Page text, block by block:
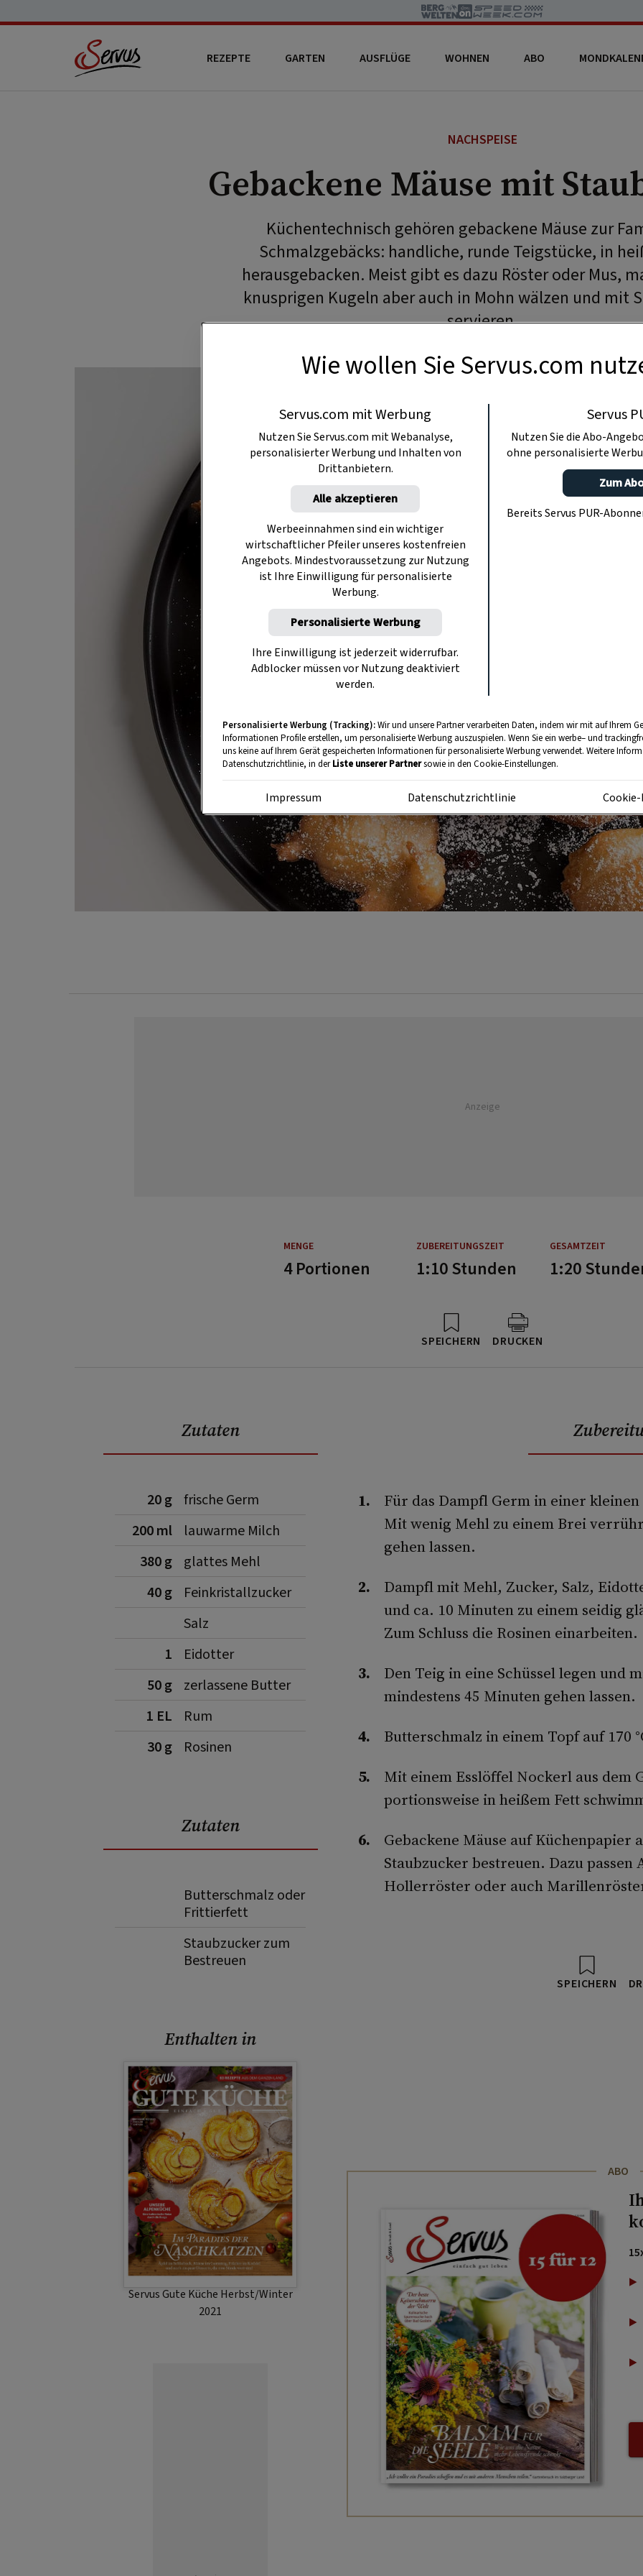
REZEPTE GARTEN AUSFLÜGE WOHNEN ABO
NACHSPEISE
Gebackene Mäuse mit
Küchentechnisch gehören gebackene Mäuse zur
Schmalzgebäcks: handliche, runde Teigstücke, in
herausgebacken. Meist gibt es dazu Röster oder Mus,
knusprigen Kugeln aber auch in Mohn wälzen und mit
servieren.
Anzeige
MENGE ZUBEREITUNGSZEIT GESAMTZEIT
4 Portionen 1:10 Stunden 1:20
SPEICHERN DRUCKEN
Zutaten
20 g frische Germ
200 ml
lauwarme Milch
380 g
glattes Mehl
40 g
Feinkristallzucker
Salz
1
Eidotter
50 g
zerlassene Butter
1 EL
Rum
30 g
Rosinen
Zutaten
Butterschmalz oder
Frittierfett
Staubzucker zum
Bestreuen
Enthalten in
Servus Gute Küche Herbst/Winter
2021
Für das Dampfl Germ in einer
Mit wenig Mehl zu einem Brei
gehen lassen.
Dampfl mit Mehl, Zucker, Salz,
und ca. 10 Minuten zu einem seidig
Zum Schluss die Rosinen einarbeiten.
Den Teig in eine Schüssel legen und
mindestens 45 Minuten gehen lassen.
Butterschmalz in einem Topf auf 170
Mit einem Esslöffel Nockerl aus dem
portionsweise in heißem Fett
Gebackene Mäuse auf Küchenpapier
Staubzucker bestreuen. Dazu
Hollerröster oder auch
SPEICHERN
ABO
Wie wollen Sie Servus.com
Servus.com mit Werbung
Nutzen Sie Servus.com mit Webanalyse,
personalisierter Werbung und Inhalten von
Drittanbietern.
Alle akzeptieren
Werbeeinnahmen sind ein wichtiger
wirtschaftlicher Pfeiler unseres kostenfreien
Angebots. Mindestvoraussetzung zur Nutzung
ist Ihre Einwilligung für personalisierte
Werbung.
Personalisierte Werbung
Ihre Einwilligung ist jederzeit widerrufbar.
Adblocker müssen vor Nutzung deaktiviert
werden.
Servus
Nutzen Sie die Abo-
ohne personalisierte
Zum
Bereits Servus PUR-
Personalisierte Werbung (Tracking):Wir und unsere Partner verarbeiten Daten, indem wir mit auf Ihrem
Informationen Profile erstellen, um personalisierte Werbung auszuspielen. Wenn Sie ein werbe– und
uns keine auf Ihrem Gerät gespeicherten Informationen für personalisierte Werbung verwendet. Weitere
Datenschutzrichtlinie, in derListe unserer Partnersowie in den Cookie-Einstellungen.
Impressum Datenschutzrichtlinie